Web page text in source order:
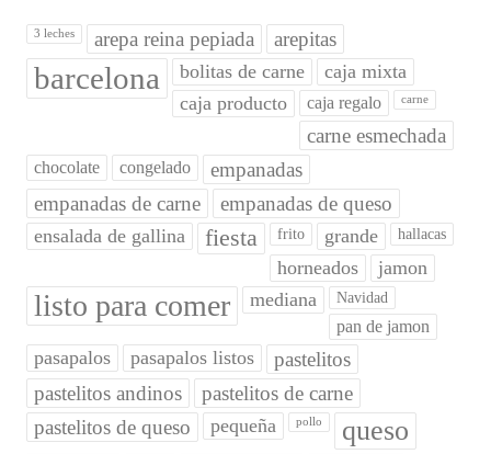
3 leches arepa reina pepiada arepitas
barcelona bolitas de carne
caja mixta
caja producto
caja regalo carne
carne esmechada
chocolate congelado
empanadas
empanadas de carne
empanadas de queso
ensalada de gallina fiesta frito grande hallacas
horneados jamon
listo para comer mediana Navidad
pan de jamon
pasapalos pasapalos listos
pastelitos
pastelitos andinos
pastelitos de carne
pastelitos de queso
pequeña pollo queso